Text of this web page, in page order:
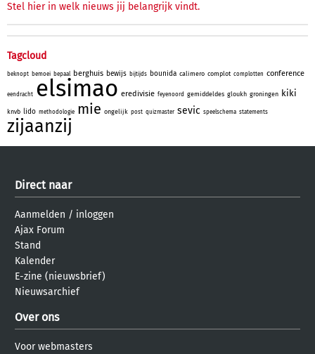
Stel hier in welk nieuws jij belangrijk vindt.
Tagcloud
beknopt bemoei bepaal berghuis bewijs bijtijds bounida calimero complot complotten conference
eendracht elsimao eredivisie feyenoord gemiddeldes gloukh groningen kiki
knvb lido methodologie mie ongelijk post quizmaster sevic speelschema statements
zijaanzij
Direct naar
Aanmelden / inloggen
Ajax Forum
Stand
Kalender
E-zine (nieuwsbrief)
Nieuwsarchief
Over ons
Voor webmasters